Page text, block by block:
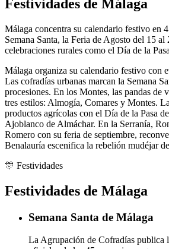
Festividades de Málaga
Málaga concentra su calendario festivo en
Semana Santa, la Feria de Agosto del 15
celebraciones rurales como el Día de la
Málaga organiza su calendario festivo con
Las cofradías urbanas marcan la Semana
procesiones. En los Montes, las pandas de
tres estilos: Almogía, Comares y Montes.
productos agrícolas con el Día de la Pasa
Ajoblanco de Almáchar. En la Serranía,
Romero con su feria de septiembre,
Benalauría escenifica la rebelión mudéjar
🎊 Festividades
Festividades de Málaga
Semana Santa de Málaga
La Agrupación de Cofradías publica